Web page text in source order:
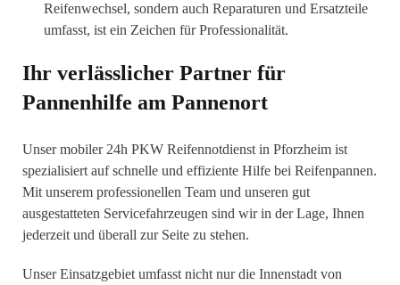
Reifenwechsel, sondern auch Reparaturen und Ersatzteile
umfasst, ist ein Zeichen für Professionalität.
Ihr verlässlicher Partner für
Pannenhilfe am Pannenort
Unser mobiler 24h PKW Reifennotdienst in Pforzheim ist
spezialisiert auf schnelle und effiziente Hilfe bei Reifenpannen.
Mit unserem professionellen Team und unseren gut
ausgestatteten Servicefahrzeugen sind wir in der Lage, Ihnen
jederzeit und überall zur Seite zu stehen.
Unser Einsatzgebiet umfasst nicht nur die Innenstadt von